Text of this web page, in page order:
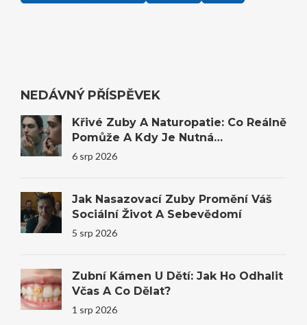
NEDÁVNÝ PŘÍSPĚVEK
Křivé Zuby A Naturopatie: Co Reálně
Pomůže A Kdy Je Nutná
Stomatologie
6 srp 2026
Jak Nasazovací Zuby Promění Váš
Sociální Život A Sebevědomí
5 srp 2026
Zubní Kámen U Dětí: Jak Ho Odhalit
Včas A Co Dělat?
1 srp 2026